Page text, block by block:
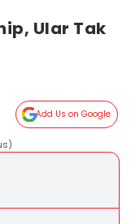
Ular Tak
Add Us on Google